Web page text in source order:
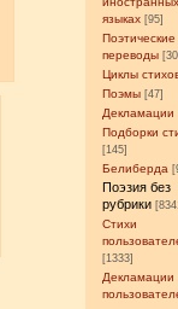
языках [95]
Поэтические
переводы
Циклы
Поэмы [47]
Декламации
Подборки
[145]
Белиберда
Поэзия без
рубрики
Стихи
[1333]
Декламации